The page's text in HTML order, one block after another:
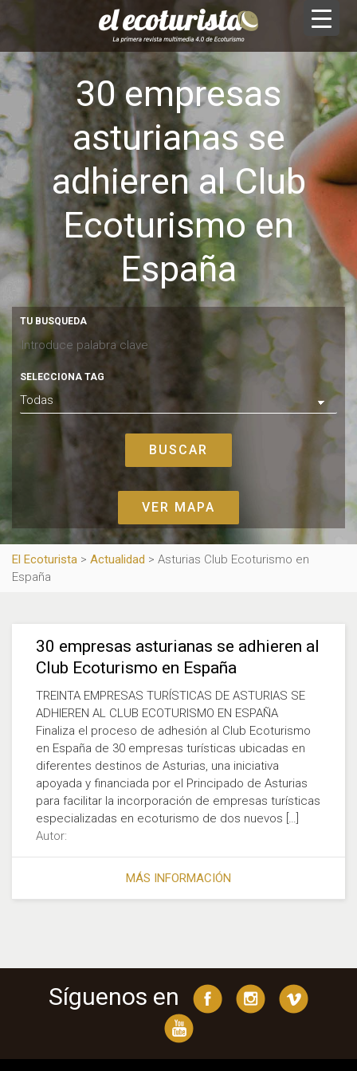
30 empresas
asturianas se
adhieren al Club
Ecoturismo en
España
TU BUSQUEDA
SELECCIONA TAG
VER MAPA
El Ecoturista > Actualidad > Asturias Club Ecoturismo en
España
30 empresas asturianas se adhieren al
Club Ecoturismo en España
TREINTA EMPRESAS TURÍSTICAS DE ASTURIAS SE
ADHIEREN AL CLUB ECOTURISMO EN ESPAÑA
Finaliza el proceso de adhesión al Club Ecoturismo
en España de 30 empresas turísticas ubicadas en
diferentes destinos de Asturias, una iniciativa
apoyada y financiada por el Principado de Asturias
para facilitar la incorporación de empresas turísticas
especializadas en ecoturismo de dos nuevos […]
Autor:
MÁS INFORMACIÓN
Síguenos en